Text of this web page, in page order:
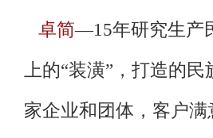
卓简—15年研究生产
上的“装潢”，打造的
家企业和团体，客户